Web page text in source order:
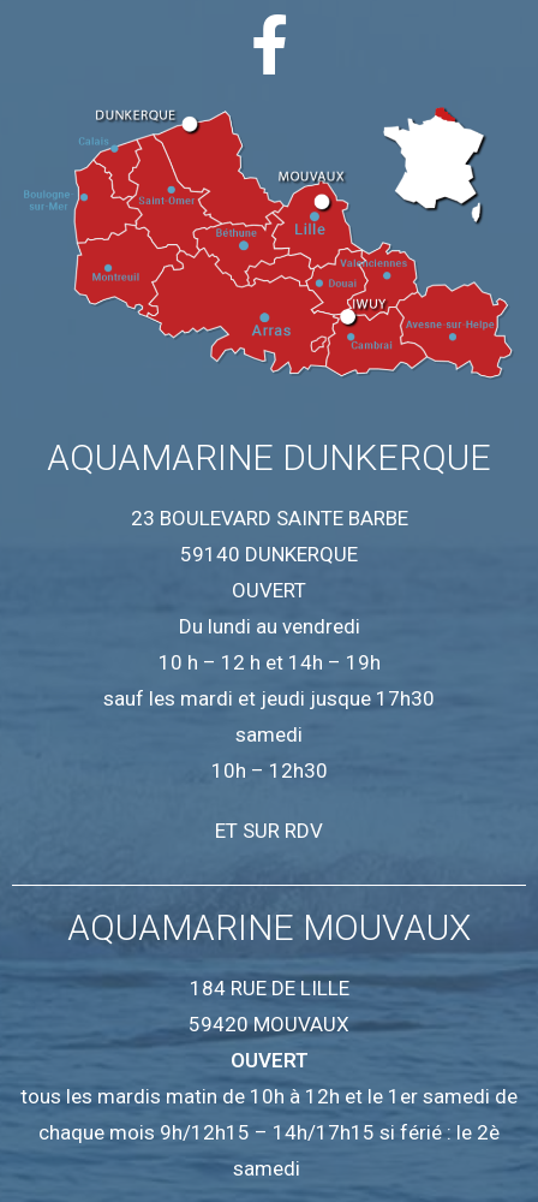
AQUAMARINE DUNKERQUE
23 BOULEVARD SAINTE BARBE
59140 DUNKERQUE
OUVERT
Du lundi au vendredi
10 h – 12 h et 14h – 19h
sauf les mardi et jeudi jusque 17h30
samedi
10h – 12h30
ET SUR RDV
AQUAMARINE MOUVAUX
184 RUE DE LILLE
59420 MOUVAUX
OUVERT
tous les mardis matin de 10h à 12h et le 1er samedi de
chaque mois 9h/12h15 – 14h/17h15 si férié : le 2è
samedi